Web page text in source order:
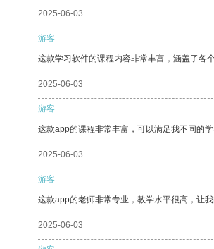
2025-06-03
游客
这款学习软件的课程内容非常丰富，涵盖了各
2025-06-03
游客
这款app的课程非常丰富，可以满足我不同的
2025-06-03
游客
这款app的老师非常专业，教学水平很高，让我
2025-06-03